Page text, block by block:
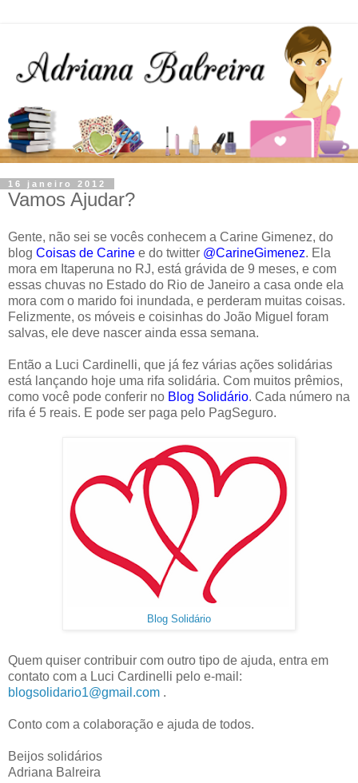
16 janeiro 2012
Vamos Ajudar?
Gente, não sei se vocês conhecem a Carine Gimenez, do
blog Coisas de Carine e do twitter @CarineGimenez. Ela
mora em Itaperuna no RJ, está grávida de 9 meses, e com
essas chuvas no Estado do Rio de Janeiro a casa onde ela
mora com o marido foi inundada, e perderam muitas coisas.
Felizmente, os móveis e coisinhas do João Miguel foram
salvas, ele deve nascer ainda essa semana.
Então a Luci Cardinelli, que já fez várias ações solidárias
está lançando hoje uma rifa solidária. Com muitos prêmios,
como você pode conferir no Blog Solidário. Cada número na
rifa é 5 reais. E pode ser paga pelo PagSeguro.
Blog Solidário
Quem quiser contribuir com outro tipo de ajuda, entra em
contato com a Luci Cardinelli pelo e-mail:
blogsolidario1@gmail.com .
Conto com a colaboração e ajuda de todos.
Beijos solidários
Adriana Balreira